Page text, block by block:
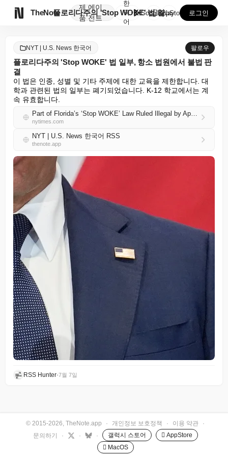
TheNote
제
품
에이
전트
플로리다주의 'Stop WOKE' 법 일부, 항소 법원...
한
국
어
GooglePlay
AppStore 로그인
NYT | U.S. News 한국어 팔로우
플로리다주의 'Stop WOKE' 법 일부, 항소 법원에서 불법 판
결
이 법은 인종, 성별 및 기타 주제에 대한 교육을 제한합니다. 대
학과 관련된 법의 일부는 폐기되었습니다. K-12 학교에서는 계
속 유효합니다.
Part of Florida’s ‘Stop WOKE’ Law Ruled Illegal by Appeals Court
nytimes.com
NYT | U.S. News 한국어 RSS
thenote.app
RSS Hunter•7월 7일
© 2015-2026, TheNote.app · 개인정보 보호정책 · 이용 약관
·
문의하기
· · · 갤럭시 스토어
 AppStore
 MacOS